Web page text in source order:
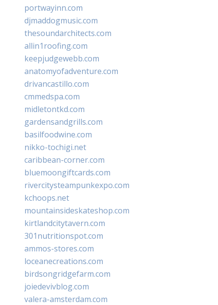
portwayinn.com
djmaddogmusic.com
thesoundarchitects.com
allin1roofing.com
keepjudgewebb.com
anatomyofadventure.com
drivancastillo.com
cmmedspa.com
midletontkd.com
gardensandgrills.com
basilfoodwine.com
nikko-tochigi.net
caribbean-corner.com
bluemoongiftcards.com
rivercitysteampunkexpo.com
kchoops.net
mountainsideskateshop.com
kirtlandcitytavern.com
301nutritionspot.com
ammos-stores.com
loceanecreations.com
birdsongridgefarm.com
joiedevivblog.com
valera-amsterdam.com